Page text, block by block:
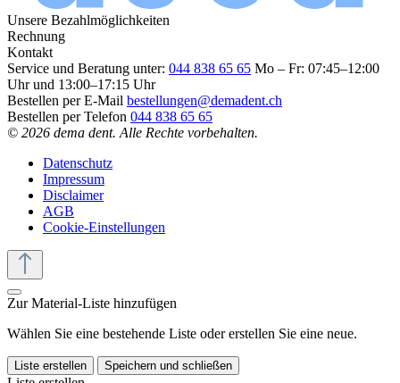
Unsere Bezahlmöglichkeiten
Rechnung
Kontakt
Service und Beratung unter: 044 838 65 65 Mo – Fr: 07:45–12:00
Uhr und 13:00–17:15 Uhr
Bestellen per E-Mail bestellungen@demadent.ch
Bestellen per Telefon 044 838 65 65
© 2026 dema dent. Alle Rechte vorbehalten.
Datenschutz
Impressum
Disclaimer
AGB
Cookie-Einstellungen
Zur Material-Liste hinzufügen
Wählen Sie eine bestehende Liste oder erstellen Sie eine neue.
Liste erstellen Speichern und schließen